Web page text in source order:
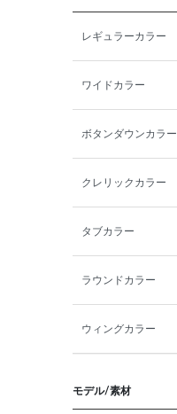
レギュラーカラー
ワイドカラー
ボタンダウンカラー
クレリックカラー
タブカラー
ラウンドカラー
ウィングカラー
モデル/素材